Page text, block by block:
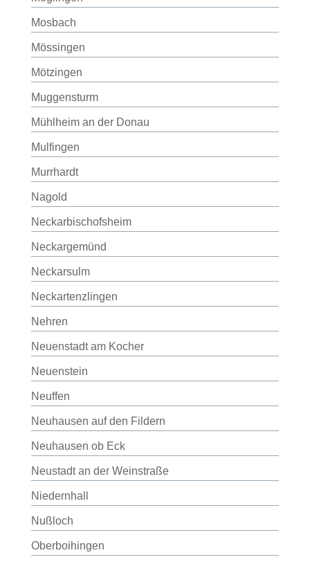
Mosbach
Mössingen
Mötzingen
Muggensturm
Mühlheim an der Donau
Mulfingen
Murrhardt
Nagold
Neckarbischofsheim
Neckargemünd
Neckarsulm
Neckartenzlingen
Nehren
Neuenstadt am Kocher
Neuenstein
Neuffen
Neuhausen auf den Fildern
Neuhausen ob Eck
Neustadt an der Weinstraße
Niedernhall
Nußloch
Oberboihingen